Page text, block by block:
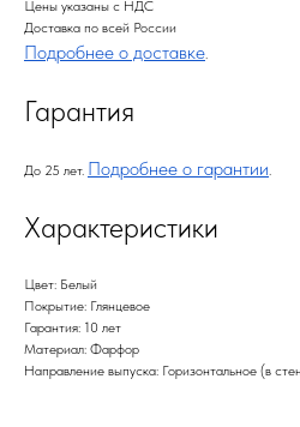
Цены указаны с НДС
Доставка по всей России
Подробнее о доставке.
Гарантия
До 25 лет. Подробнее о гарантии.
Характеристики
Цвет: Белый
Покрытие: Глянцевое
Гарантия: 10 лет
Материал: Фарфор
Направление выпуска: Горизонтальное (в